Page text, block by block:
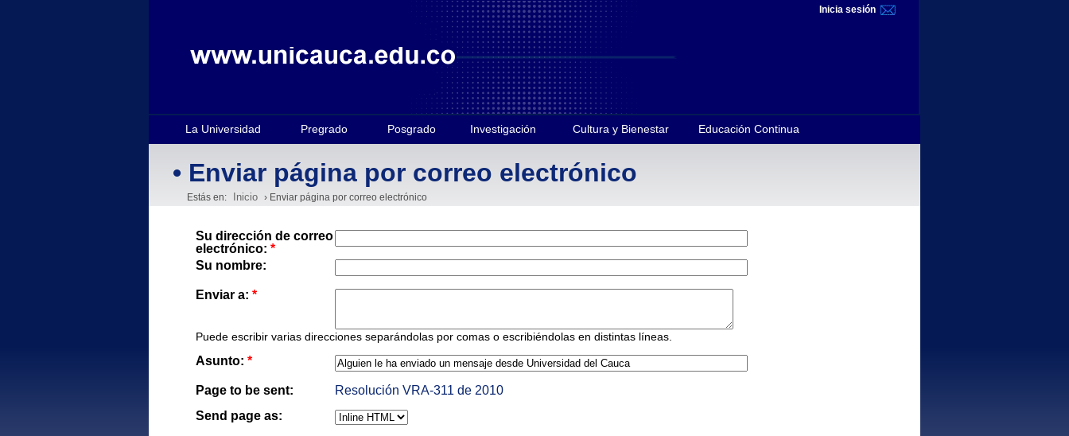
Inicia sesión
La Universidad Pregrado Posgrado Investigación Cultura y Bienestar Educación Continua
• Enviar página por correo electrónico
Estás en: Inicio › Enviar página por correo electrónico
Su dirección de correo
electrónico: *
Su nombre:
Enviar a: *
Puede escribir varias direcciones separándolas por comas o escribiéndolas en distintas líneas.
Asunto: *
Page to be sent:
Resolución VRA-311 de 2010
Send page as: